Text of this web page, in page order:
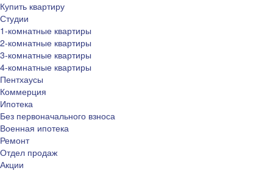
Купить квартиру
Студии
1-комнатные квартиры
2-комнатные квартиры
3-комнатные квартиры
4-комнатные квартиры
Пентхаусы
Коммерция
Ипотека
Без первоначального взноса
Военная ипотека
Ремонт
Отдел продаж
Акции